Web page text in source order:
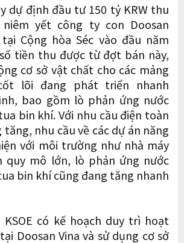
dự định đầu tư 150 tỷ KRW thu
yết công ty con Doosan
Cộng hòa Séc vào đầu năm
tiền thu được từ đợt bán này,
cơ sở vật chất cho các mảng
lõi đang phát triển nhanh
bao gồm lò phản ứng nước
bin khí. Với nhu cầu điện toàn
tăng, nhu cầu về các dự án năng
với môi trường như nhà máy
quy mô lớn, lò phản ứng nước
bin khí cũng đang tăng nhanh
KSOE có kế hoạch duy trì hoạt
Doosan Vina và sử dụng cơ sở